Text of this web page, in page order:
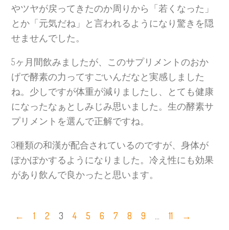
やツヤが戻ってきたのか周りから「若くなった」
とか「元気だね」と言われるようになり驚きを隠
せませんでした。
5ヶ月間飲みましたが、このサプリメントのおか
げで酵素の力ってすごいんだなと実感しました
ね。少しですが体重が減りましたし、とても健康
になったなぁとしみじみ思いました。生の酵素サ
プリメントを選んで正解ですね。
3種類の和漢が配合されているのですが、身体が
ぽかぽかするようになりました。冷え性にも効果
があり飲んで良かったと思います。
← 1 2 3 4 5 6 7 8 9 … 11 →